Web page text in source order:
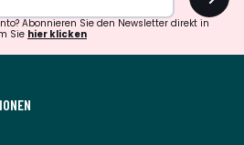
Abonnieren Sie den Newsletter direkt in
Sie hier klicken